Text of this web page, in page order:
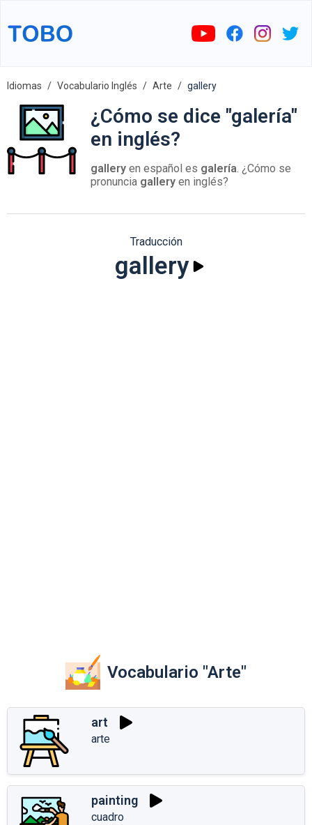
Idiomas Vocabulario Inglés Arte gallery
¿Cómo se dice "galería"
en inglés?
gallery en español es galería. ¿Cómo se
pronuncia gallery en inglés?
Traducción
gallery
Vocabulario "Arte"
art
arte
painting
cuadro